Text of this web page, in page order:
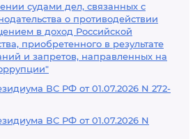
судами дел, связанных с
о противодействии
в доход Российской
приобретенного в результате
и запретов, направленных на
ВС РФ от 01.07.2026 N 272-
ВС РФ от 01.07.2026 N